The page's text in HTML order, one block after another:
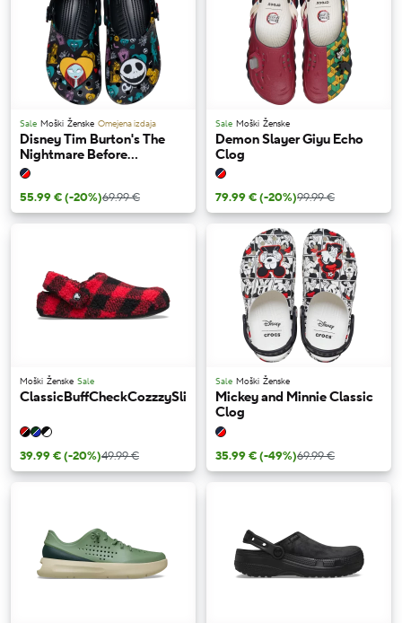
Sale Moški Ženske Omejena izdaja
Disney Tim Burton's The
Nightmare Before
Christmas Jack and Sally
55.99 €(-20%)69.99 €
Sale Moški Ženske
Demon Slayer Giyu Echo
Clog
79.99 €(-20%)99.99 €
Moški Ženske Sale
ClassicBuffCheckCozzzySlipper
39.99 €(-20%)49.99 €
Sale Moški Ženske
Mickey and Minnie Classic
Clog
35.99 €(-49%)69.99 €